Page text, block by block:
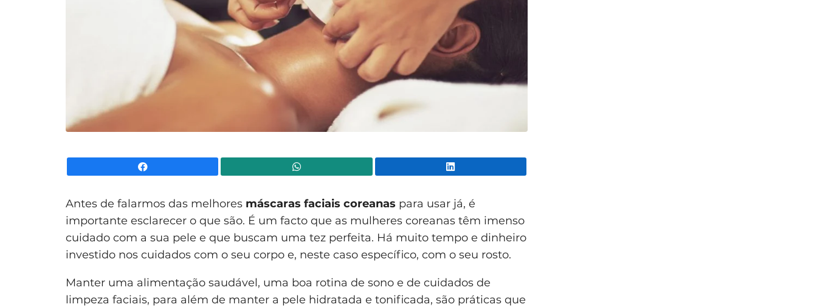
Antes de falarmos das melhores máscaras faciais coreanas para usar já, é
importante esclarecer o que são. É um facto que as mulheres coreanas têm imenso
cuidado com a sua pele e que buscam uma tez perfeita. Há muito tempo e dinheiro
investido nos cuidados com o seu corpo e, neste caso específico, com o seu rosto.
Manter uma alimentação saudável, uma boa rotina de sono e de cuidados de
limpeza faciais, para além de manter a pele hidratada e tonificada, são práticas que